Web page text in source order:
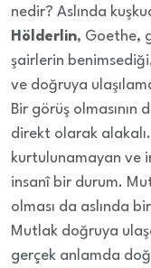
nedir? Aslında
Hölderlin, Goethe,
şairlerin
ve doğruya
Bir görüş olmasının
direkt olarak
kurtulunamayan ve
insanî bir durum.
olması da aslında
Mutlak doğruya
gerçek anlamda